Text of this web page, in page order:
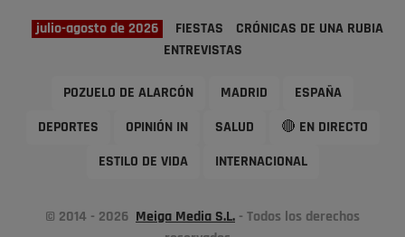
julio-agosto de 2026 FIESTAS
CRÓNICAS DE UNA RUBIA
ENTREVISTAS
POZUELO DE ALARCÓN MADRID ESPAÑA
DEPORTES OPINIÓN IN SALUD 🔴 EN DIRECTO
ESTILO DE VIDA INTERNACIONAL
© 2014 - 2026 Meiga Media S.L. - Todos los derechos